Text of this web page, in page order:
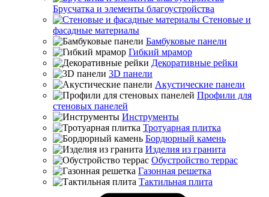
Брусчатка и элементы благоустройства
Стеновые и
фасадные материалы
Бамбуковые панели
Гибкий мрамор
Декоративные рейки
3D панели
Акустические панели
Профили для
стеновых панелей
Инструменты
Тротуарная плитка
Бордюрный камень
Изделия из гранита
Обустройство террас
Газонная решетка
Тактильная плита